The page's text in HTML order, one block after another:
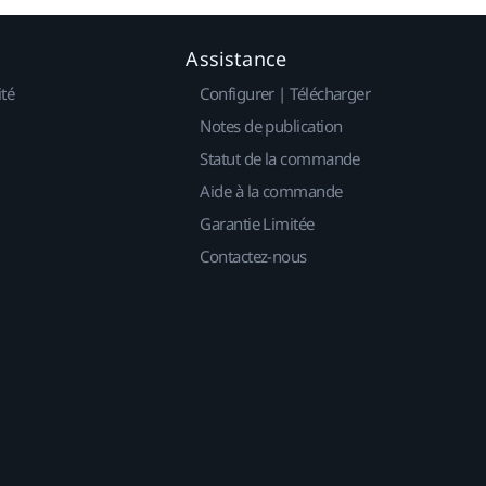
Assistance
Configurer | Télécharger
Notes de publication
Statut de la commande
Aide à la commande
Garantie Limitée
Contactez-nous